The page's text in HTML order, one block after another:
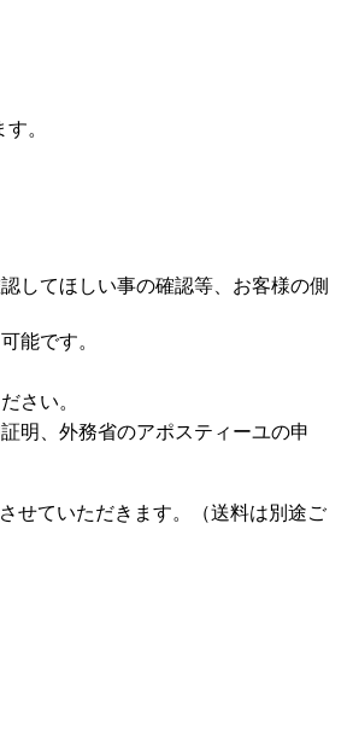
。
してほしい事の確認等、お客様の側
能です。
さい。
明、外務省のアポスティーユの申
せていただきます。（送料は別途ご